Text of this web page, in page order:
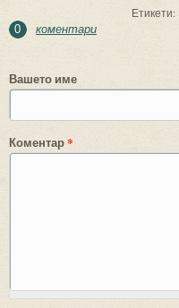
0 коментари
Етикети:
Вашето име
Коментар*